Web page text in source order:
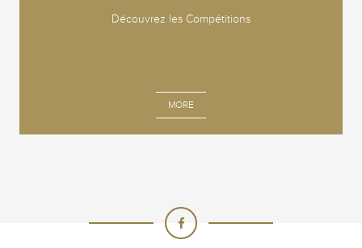
Découvrez les Compétitions
MORE